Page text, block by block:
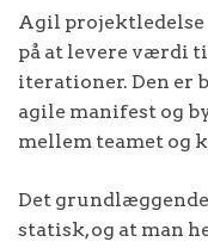
Agil projektledelse
på at levere værdi
iterationer. Den er
agile manifest og
mellem teamet og
Det
statisk, og at man